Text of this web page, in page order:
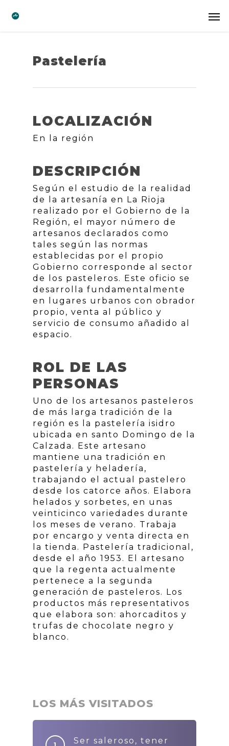
Pastelería
LOCALIZACIÓN
En la región
DESCRIPCIÓN
Según el estudio de la realidad
de la artesanía en La Rioja
realizado por el Gobierno de la
Región, el mayor número de
artesanos declarados como
tales según las normas
establecidas por el propio
Gobierno corresponde al sector
de los pasteleros. Este oficio se
desarrolla fundamentalmente
en lugares urbanos con obrador
propio, venta al público y
servicio de consumo añadido al
espacio.
ROL DE LAS
PERSONAS
Uno de los artesanos pasteleros
de más larga tradición de la
región es la pastelería isidro
ubicada en santo Domingo de la
Calzada. Este artesano
mantiene una tradición en
pastelería y heladería,
trabajando el actual pastelero
desde los catorce años. Elabora
helados y sorbetes, en unas
veinticinco variedades durante
los meses de verano. Trabaja
por encargo y venta directa en
la tienda. Pastelería tradicional,
desde el año 1953. El artesano
que la regenta actualmente
pertenece a la segunda
generación de pasteleros. Los
productos más representativos
que elabora son: ahorcaditos y
trufas de chocolate negro y
blanco.
LOS MÁS VISITADOS
Ser saleroso, tener